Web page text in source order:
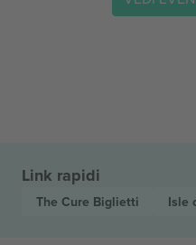
Link rapidi
The Cure Biglietti Isle